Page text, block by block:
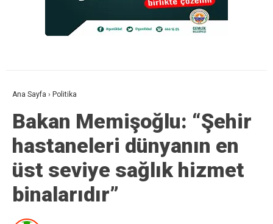
Ana Sayfa › Politika
Bakan Memişoğlu: “Şehir
hastaneleri dünyanın en
üst seviye sağlık hizmet
binalarıdır”